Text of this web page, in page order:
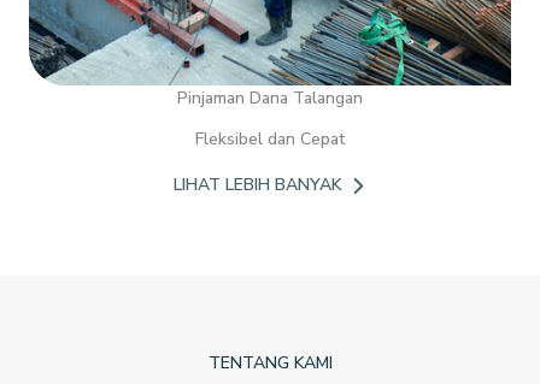
Pinjaman Dana Talangan
Fleksibel dan Cepat
LIHAT LEBIH BANYAK
TENTANG KAMI